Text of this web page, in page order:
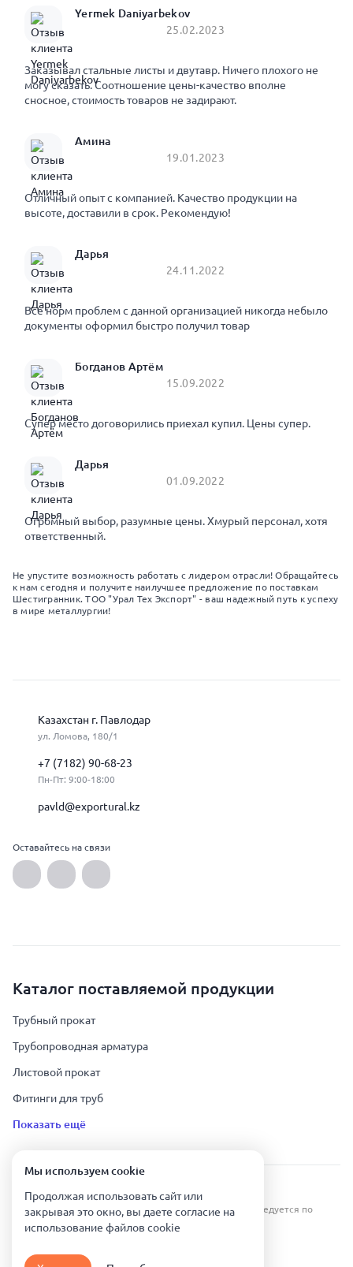
Yermek Daniyarbekov
25.02.2023
Заказывал стальные листы и двутавр. Ничего плохого не
могу сказать. Соотношение цены-качество вполне
сносное, стоимость товаров не задирают.
Амина
19.01.2023
Отличный опыт с компанией. Качество продукции на
высоте, доставили в срок. Рекомендую!
Дарья
24.11.2022
Все норм проблем с данной организацией никогда небыло
документы оформил быстро получил товар
Богданов Артём
15.09.2022
Супер место договорились приехал купил. Цены супер.
Дарья
01.09.2022
Огромный выбор, разумные цены. Хмурый персонал, хотя
ответственный.
Не упустите возможность работать с лидером отрасли! Обращайтесь
к нам сегодня и получите наилучшее предложение по поставкам
Шестигранник. ТОО "Урал Тех Экспорт" - ваш надежный путь к успеху
в мире металлургии!
Казахстан г. Павлодар
ул. Ломова, 180/1
+7 (7182) 90-68-23
Пн-Пт: 9:00-18:00
pavld@exportural.kz
Оставайтесь на связи
Каталог поставляемой продукции
Трубный прокат
Трубопроводная арматура
Листовой прокат
Фитинги для труб
Показать ещё
Урал Тех Экспорт — Казахстан © 2019-
Все права защищены. Копирование информации преследуется по
Карта сайта
Мы используем сookie
Продолжая использовать сайт или
закрывая это окно, вы даете согласие на
использование файлов сookie